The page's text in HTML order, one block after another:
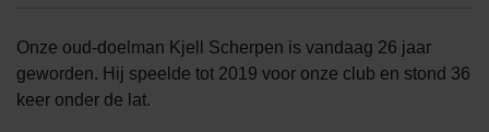
Onze oud-doelman Kjell Scherpen is vandaag 26 jaar
geworden. Hij speelde tot 2019 voor onze club en stond 36
keer onder de lat.